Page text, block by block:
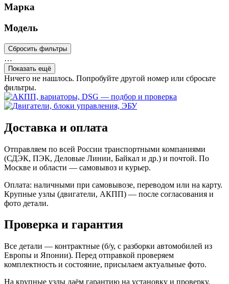
Марка
Модель
Сбросить фильтры
…
Показать ещё
Ничего не нашлось. Попробуйте другой номер или сбросьте
фильтры.
Доставка и оплата
Отправляем по всей России транспортными компаниями
(СДЭК, ПЭК, Деловые Линии, Байкал и др.) и почтой. По
Москве и области — самовывоз и курьер.
Оплата: наличными при самовывозе, переводом или на карту.
Крупные узлы (двигатели, АКПП) — после согласования и
фото детали.
Проверка и гарантия
Все детали — контрактные (б/у, с разборки автомобилей из
Европы и Японии). Перед отправкой проверяем
комплектность и состояние, присылаем актуальные фото.
На крупные узлы даём гарантию на установку и проверку.